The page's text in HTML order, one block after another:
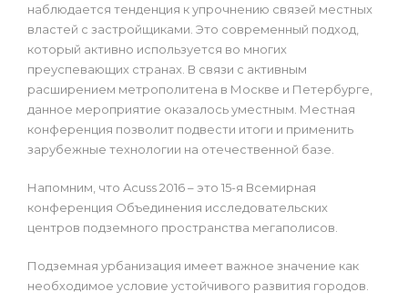
наблюдается тенденция к упрочнению связей местных
властей с застройщиками. Это современный подход,
который активно используется во многих
преуспевающих странах. В связи с активным
расширением метрополитена в Москве и Петербурге,
данное мероприятие оказалось уместным. Местная
конференция позволит подвести итоги и применить
зарубежные технологии на отечественной базе.
Напомним, что Acuss 2016 – это 15-я Всемирная
конференция Объединения исследовательских
центров подземного пространства мегаполисов.
Подземная урбанизация имеет важное значение как
необходимое условие устойчивого развития городов.